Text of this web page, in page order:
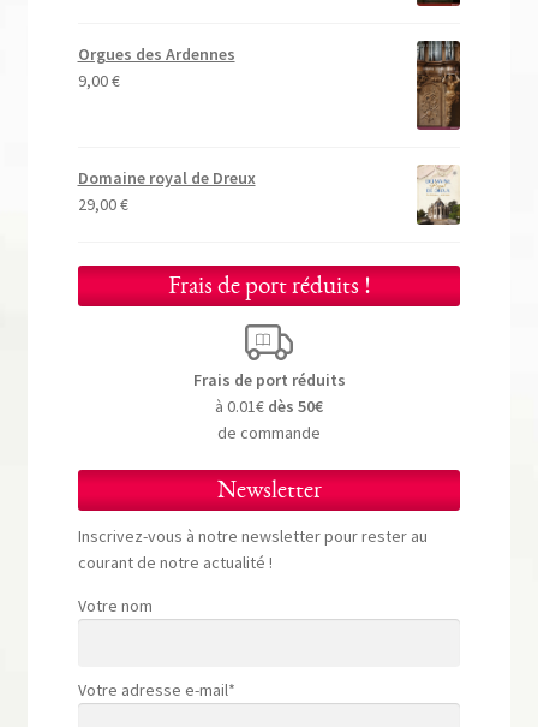
Orgues des Ardennes
9,00€
Domaine royal de Dreux
29,00€
Frais de port réduits !
Frais de port réduits
à 0.01€ dès 50€
de commande
Newsletter
Inscrivez-vous à notre newsletter pour rester au
courant de notre actualité !
Votre nom
Votre adresse e-mail*